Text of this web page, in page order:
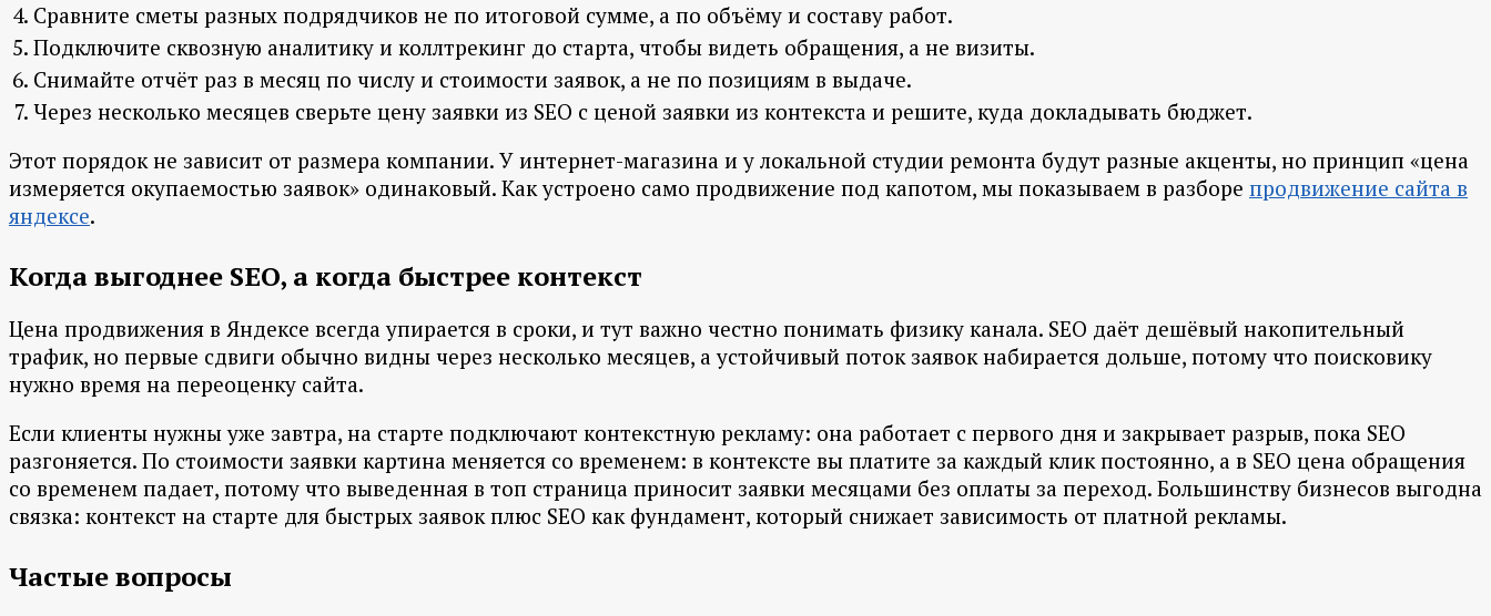
Сравните сметы разных подрядчиков не по итоговой сумме, а по объёму и составу работ.
Подключите сквозную аналитику и коллтрекинг до старта, чтобы видеть обращения, а не визиты.
Снимайте отчёт раз в месяц по числу и стоимости заявок, а не по позициям в выдаче.
Через несколько месяцев сверьте цену заявки из SEO с ценой заявки из контекста и решите, куда докладывать бюджет.
Этот порядок не зависит от размера компании. У интернет-магазина и у локальной студии ремонта будут разные акценты, но принцип «цена
измеряется окупаемостью заявок» одинаковый. Как устроено само продвижение под капотом, мы показываем в разборе продвижение сайта в
яндексе.
Когда выгоднее SEO, а когда быстрее контекст
Цена продвижения в Яндексе всегда упирается в сроки, и тут важно честно понимать физику канала. SEO даёт дешёвый накопительный
трафик, но первые сдвиги обычно видны через несколько месяцев, а устойчивый поток заявок набирается дольше, потому что поисковику
нужно время на переоценку сайта.
Если клиенты нужны уже завтра, на старте подключают контекстную рекламу: она работает с первого дня и закрывает разрыв, пока SEO
разгоняется. По стоимости заявки картина меняется со временем: в контексте вы платите за каждый клик постоянно, а в SEO цена обращения
со временем падает, потому что выведенная в топ страница приносит заявки месяцами без оплаты за переход. Большинству бизнесов выгодна
связка: контекст на старте для быстрых заявок плюс SEO как фундамент, который снижает зависимость от платной рекламы.
Частые вопросы